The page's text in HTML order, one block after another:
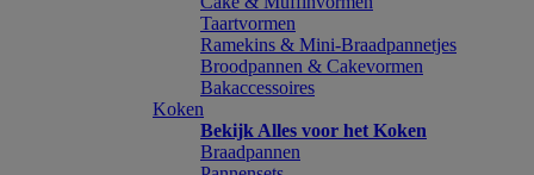
Taartvormen
Ramekins & Mini-Braadpannetjes
Broodpannen & Cakevormen
Bakaccessoires
Koken
Bekijk Alles voor het Koken
Braadpannen